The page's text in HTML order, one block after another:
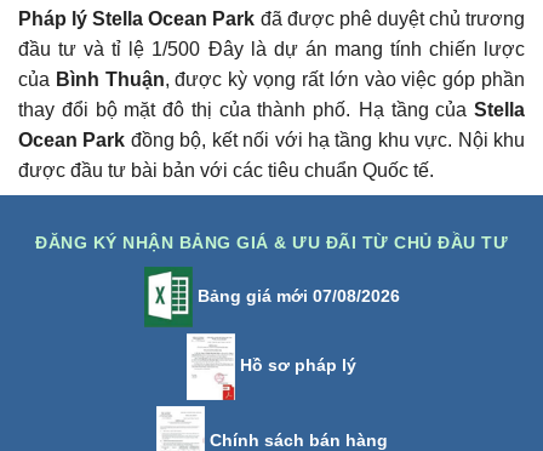
Pháp lý Stella Ocean Park đã được phê duyệt chủ trương
đầu tư và tỉ lệ 1/500 Đây là dự án mang tính chiến lược
của Bình Thuận, được kỳ vọng rất lớn vào việc góp phần
thay đổi bộ mặt đô thị của thành phố. Hạ tầng của Stella
Ocean Park đồng bộ, kết nối với hạ tầng khu vực. Nội khu
được đầu tư bài bản với các tiêu chuẩn Quốc tế.
ĐĂNG KÝ NHẬN BẢNG GIÁ & ƯU ĐÃI TỪ CHỦ ĐẦU TƯ
Bảng giá mới 07/08/2026
Hồ sơ pháp lý
Chính sách bán hàng